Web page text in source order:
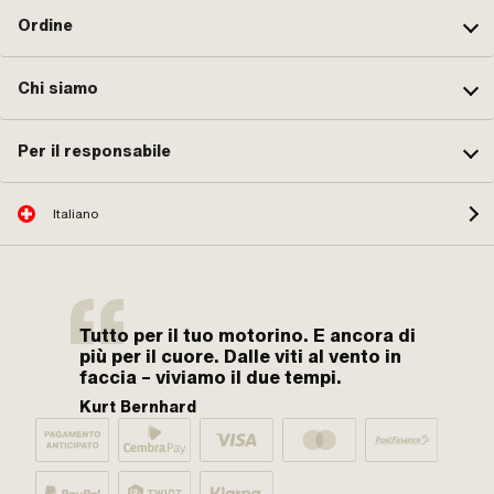
Ordine
Chi siamo
Per il responsabile
Italiano
Tutto per il tuo motorino. E ancora di
più per il cuore. Dalle viti al vento in
faccia – viviamo il due tempi.
Kurt Bernhard